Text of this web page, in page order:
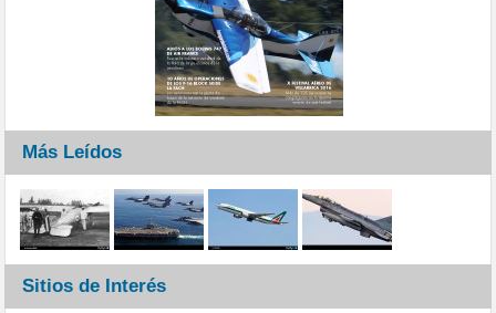
Más Leídos
Sitios de Interés